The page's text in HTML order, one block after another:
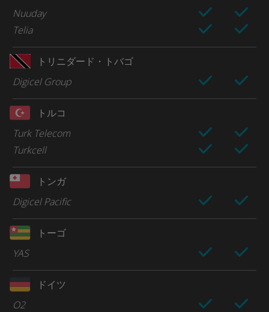
Nuuday
Telia
トリニダード・トバゴ
Digicel Group
トルコ
Turk Telecom
Turkcell
トンガ
Digicel Pacific
トーゴ
YAS
ドイツ
O2